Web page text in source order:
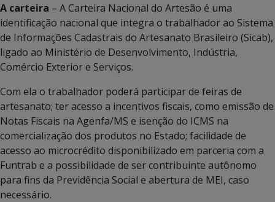
A carteira – A Carteira Nacional do Artesão é uma
identificação nacional que integra o trabalhador ao Sistema
de Informações Cadastrais do Artesanato Brasileiro (Sicab),
ligado ao Ministério de Desenvolvimento, Indústria,
Comércio Exterior e Serviços.
Com ela o trabalhador poderá participar de feiras de
artesanato; ter acesso a incentivos fiscais, como emissão de
Notas Fiscais na Agenfa/MS e isenção do ICMS na
comercialização dos produtos no Estado; facilidade de
acesso ao microcrédito disponibilizado em parceria com a
Funtrab e a possibilidade de ser contribuinte autônomo
para fins da Previdência Social e abertura de MEI, caso
necessário.